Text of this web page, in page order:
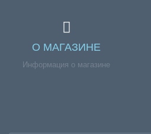
О МАГАЗИНЕ
Информация о магазине